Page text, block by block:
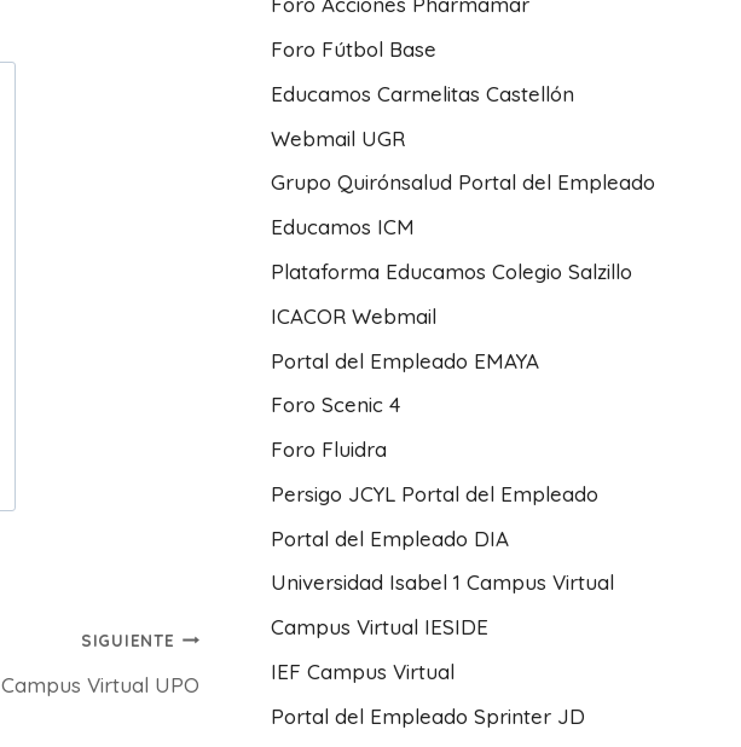
SIGUIENTE
Campus Virtual UPO
Foro Fútbol Base
Educamos Carmelitas Castellón
Webmail UGR
Grupo Quirónsalud Portal del Empleado
Educamos ICM
Plataforma Educamos Colegio Salzillo
ICACOR Webmail
Portal del Empleado EMAYA
Foro Scenic 4
Foro Fluidra
Persigo JCYL Portal del Empleado
Portal del Empleado DIA
Universidad Isabel 1 Campus Virtual
Campus Virtual IESIDE
IEF Campus Virtual
Portal del Empleado Sprinter JD